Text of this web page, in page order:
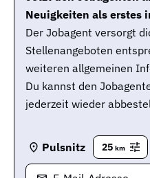
Neuigkeiten als erstes
Der Jobagent versorgt
Stellenangeboten
weiteren allgemeinen
Du kannst den
jederzeit wieder
Pulsnitz 25 km